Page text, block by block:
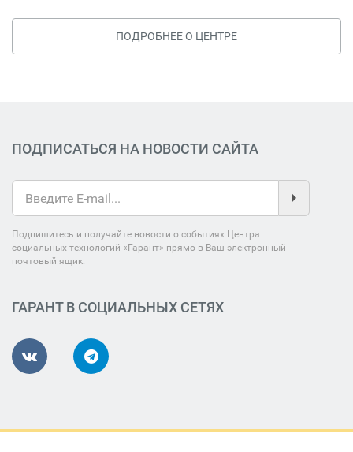
ПОДРОБНЕЕ О ЦЕНТРЕ
ПОДПИСАТЬСЯ НА НОВОСТИ САЙТА
Подпишитесь и получайте новости о событиях Центра
социальных технологий «Гарант» прямо в Ваш электронный
почтовый ящик.
ГАРАНТ В СОЦИАЛЬНЫХ СЕТЯХ